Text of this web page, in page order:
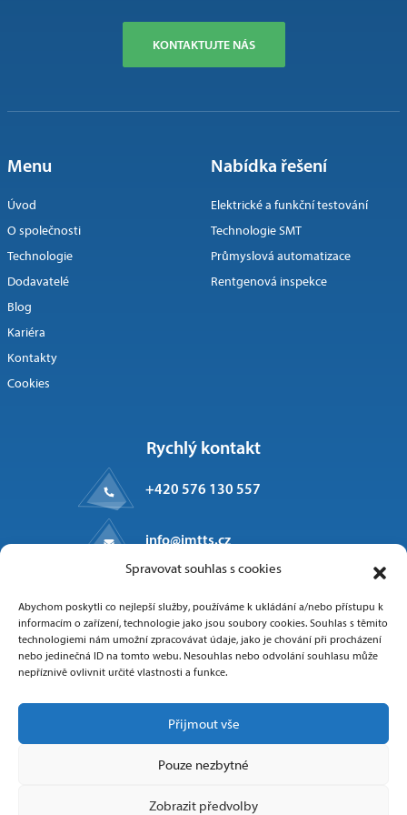
Spravovat souhlas s cookies
Abychom poskytli co nejlepší služby, používáme k ukládání a/nebo přístupu k
informacím o zařízení, technologie jako jsou soubory cookies. Souhlas s těmito
technologiemi nám umožní zpracovávat údaje, jako je chování při procházení
nebo jedinečná ID na tomto webu. Nesouhlas nebo odvolání souhlasu může
nepříznivě ovlivnit určité vlastnosti a funkce.
Přijmout vše
Pouze nezbytné
Zobrazit předvolby
KONTAKTUJTE NÁS
Menu
Úvod
O společnosti
Technologie
Dodavatelé
Blog
Kariéra
Kontakty
Cookies
Nabídka řešení
Elektrické a funkční testování
Technologie SMT
Průmyslová automatizace
Rentgenová inspekce
Rychlý kontakt
+420 576 130 557
info@imtts.cz
Valašské Meziříčí, 757 01
Sledujte nás